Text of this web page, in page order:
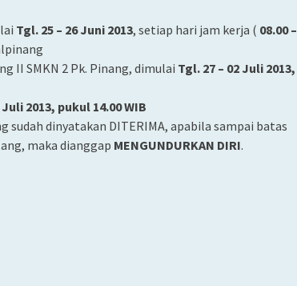
Tgl. 25 – 26 Juni 2013, setiap hari jam kerja ( 08.00 –
II SMKN 2 Pk. Pinang, dimulai Tgl. 27 – 02 Juli 2013,
2013, pukul 14.00 WIB
sudah dinyatakan DITERIMA, apabila sampai batas
maka dianggap MENGUNDURKAN DIRI.